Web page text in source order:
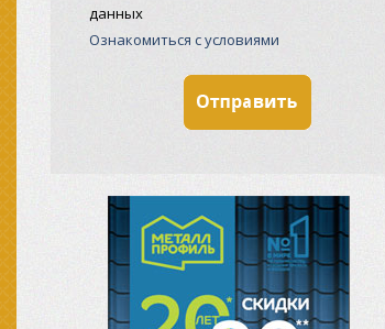
данных
Ознакомиться с условиями